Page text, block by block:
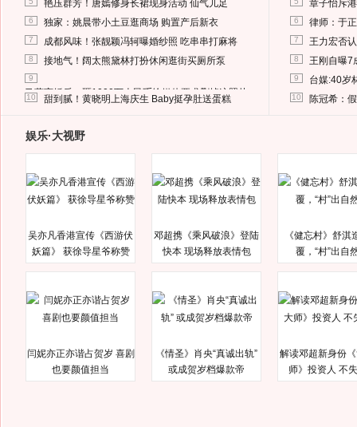
艳压群芳！唐嫣修身长裙现身活动 仙气儿足
6 独家：姚晨带小土豆逛商场 购置产后新衣
7 成都风味！张靓颖冯轲曝婚纱照 吃串串打麻将
8 接地气！阔太熊黛林打扮休闲逛街买厕所泵
9
马蓉离婚后，砸1000万人民币给媒体要求删掉这照片
10 甜到腻！黄晓明上海庆生 Baby挺孕肚送蛋糕
章子怡斥
6 律师：于
7 王力宏否
8 王刚自曝7
9 台媒:40岁
10 陈冠希：
娱乐·大视野
吴亦凡香港宣传《西游伏
妖篇》 获徐导星爷称赞
邓超携《乘风破浪》登陆
快本 现场释放表情包
《健忘村》舒淇
覆，“村”出自
闫妮亦正亦谐占贺岁 喜剧
也要颜值担当
《情圣》肖央“真诚出轨”
或成贺岁档爆款帝
解读邓超新身份
师》投资人 不